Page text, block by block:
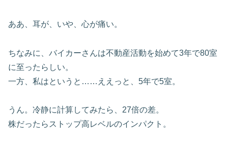
ああ、耳が、いや、心が痛い。
ちなみに、バイカーさんは不動産活動を始めて3年で80室
に至ったらしい。
一方、私はというと……ええっと、5年で5室。
うん。冷静に計算してみたら、27倍の差。
株だったらストップ高レベルのインパクト。